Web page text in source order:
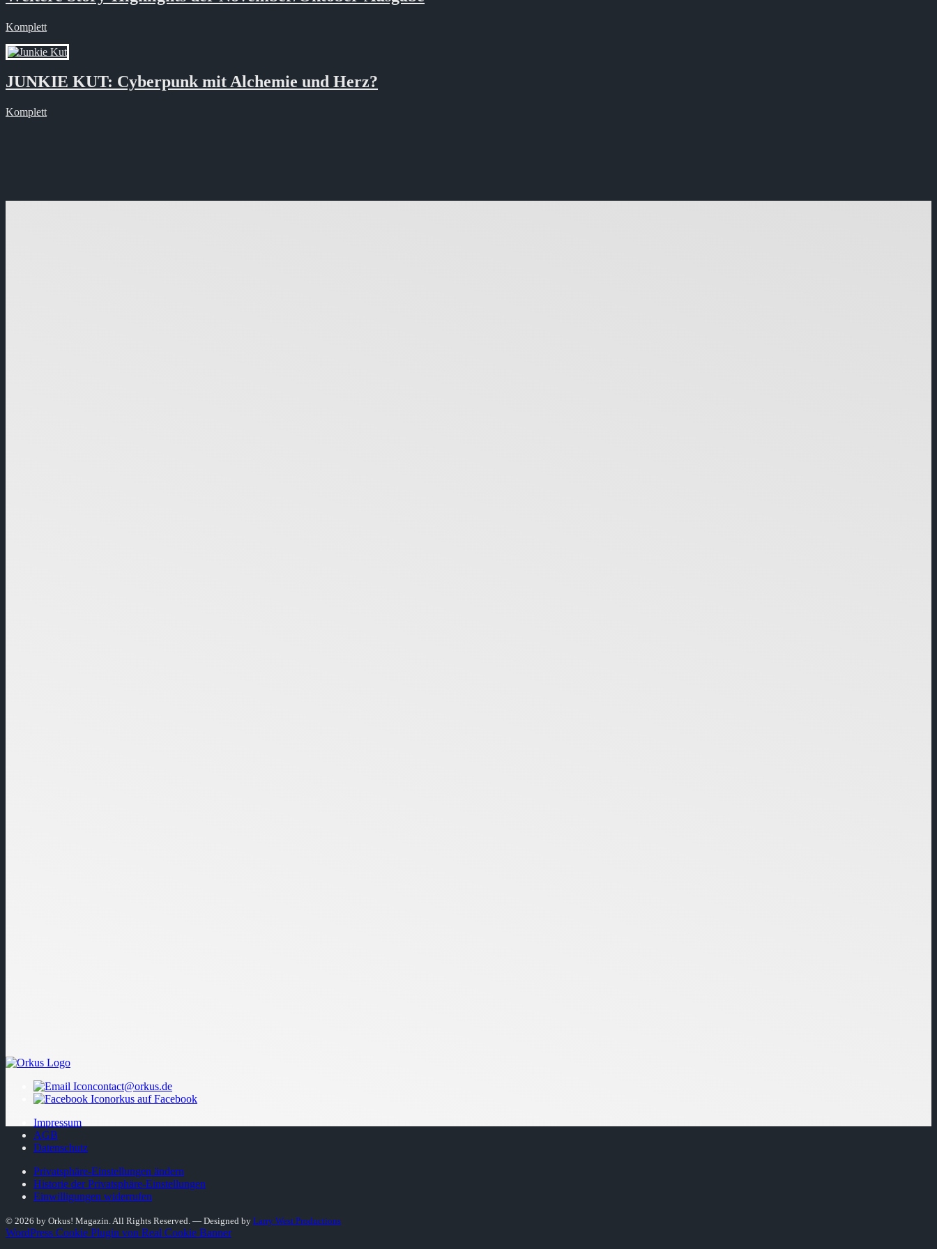
Komplett
JUNKIE KUT: Cyberpunk mit Alchemie und Herz?
Komplett
contact@orkus.de
orkus auf Facebook
Impressum
AGB
Datenschutz
Privatsphäre-Einstellungen ändern
Historie der Privatsphäre-Einstellungen
Einwilligungen widerrufen
© 2026 by Orkus! Magazin. All Rights Reserved. ― Designed by Larry West Productions
WordPress Cookie Plugin von Real Cookie Banner